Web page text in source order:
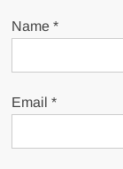
Name*
Email*